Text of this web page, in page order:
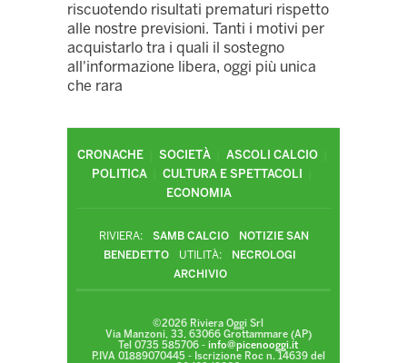
riscuotendo risultati prematuri rispetto
alle nostre previsioni. Tanti i motivi per
acquistarlo tra i quali il sostegno
all'informazione libera, oggi più unica
che rara
CRONACHE SOCIETÀ
ASCOLI CALCIO
POLITICA
CULTURA E SPETTACOLI
ECONOMIA
RIVIERA: SAMB CALCIO
NOTIZIE SAN
BENEDETTO
UTILITÀ:
NECROLOGI
ARCHIVIO
©2026 Riviera Oggi Srl
Via Manzoni, 33, 63066 Grottammare (AP)
Tel 0735 585706 - info@picenooggi.it
P.IVA 01889070445 - Iscrizione Roc n. 14639 del